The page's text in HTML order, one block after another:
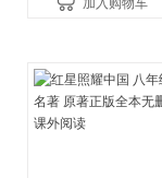
加入购物车